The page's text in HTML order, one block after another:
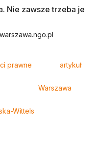
Nie zawsze trzeba je
prawne artykuł
Warszawa
Wittels